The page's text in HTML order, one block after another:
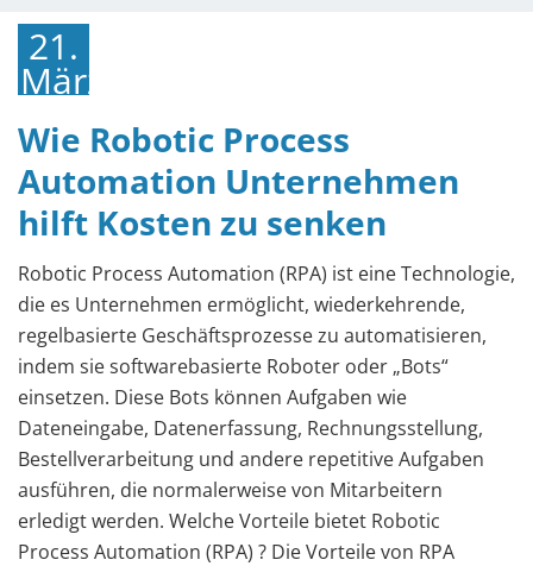
21.
März
2023
Wie Robotic Process
Automation Unternehmen
hilft Kosten zu senken
Robotic Process Automation (RPA) ist eine Technologie,
die es Unternehmen ermöglicht, wiederkehrende,
regelbasierte Geschäftsprozesse zu automatisieren,
indem sie softwarebasierte Roboter oder „Bots“
einsetzen. Diese Bots können Aufgaben wie
Dateneingabe, Datenerfassung, Rechnungsstellung,
Bestellverarbeitung und andere repetitive Aufgaben
ausführen, die normalerweise von Mitarbeitern
erledigt werden. Welche Vorteile bietet Robotic
Process Automation (RPA) ? Die Vorteile von RPA